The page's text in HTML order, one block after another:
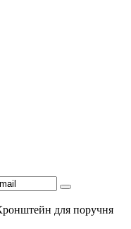
для поручня